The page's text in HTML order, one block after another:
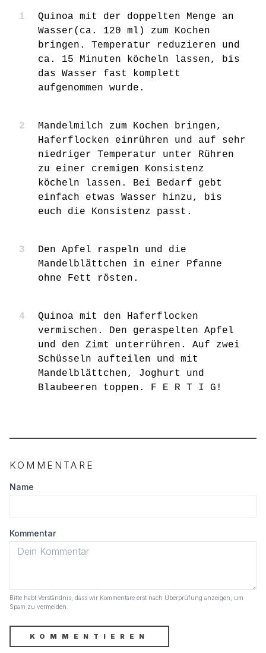
Quinoa mit der doppelten Menge an
Wasser(ca. 120 ml) zum Kochen
bringen. Temperatur reduzieren und
ca. 15 Minuten köcheln lassen, bis
das Wasser fast komplett
aufgenommen wurde.
Mandelmilch zum Kochen bringen,
Haferflocken einrühren und auf sehr
niedriger Temperatur unter Rühren
zu einer cremigen Konsistenz
köcheln lassen. Bei Bedarf gebt
einfach etwas Wasser hinzu, bis
euch die Konsistenz passt.
Den Apfel raspeln und die
Mandelblättchen in einer Pfanne
ohne Fett rösten.
Quinoa mit den Haferflocken
vermischen. Den geraspelten Apfel
und den Zimt unterrühren. Auf zwei
Schüsseln aufteilen und mit
Mandelblättchen, Joghurt und
Blaubeeren toppen. F E R T I G!
KOMMENTARE
Name
Kommentar
Bitte habt Verständnis, dass wir Kommentare erst nach Überprüfung anzeigen, um
Spam zu vermeiden.
KOMMENTIEREN